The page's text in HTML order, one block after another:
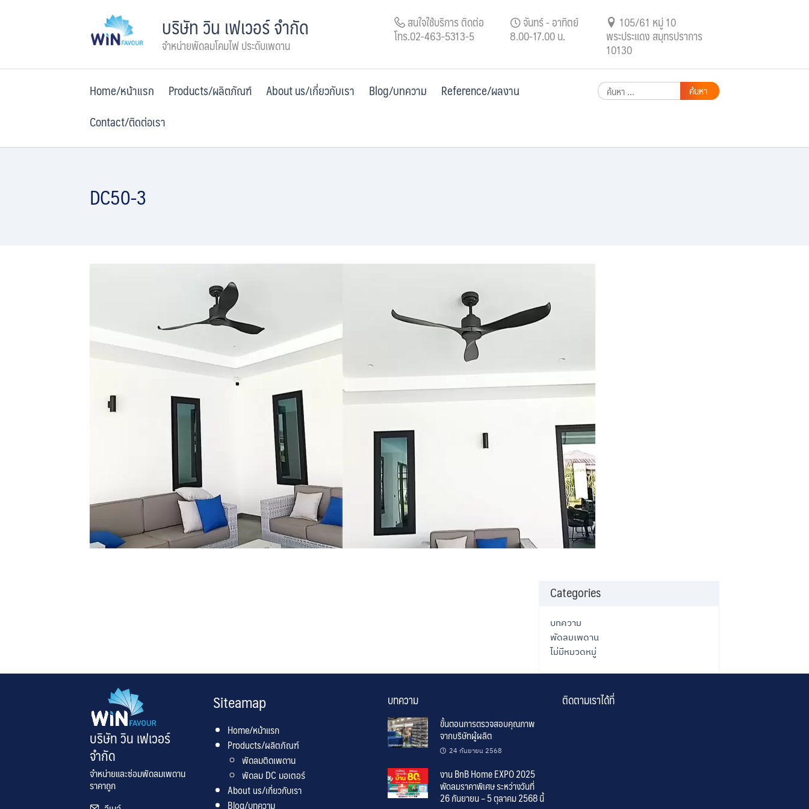
บริษัท วิน เฟเวอร์ จำกัด
จำหน่ายพัดลมโคมไฟ ประดับเพดาน
สนใจใช้บริการ ติดต่อ
โทร.02-463-5313-5
จันทร์ - อาทิตย์
8.00-17.00 น.
105/61 หมู่ 10
พระประแดง สมุทรปราการ
10130
Home/หน้าแรก Products/ผลิตภัณฑ์ About us/เกี่ยวกับเรา Blog/บทความ
Reference/ผลงาน
Contact/ติดต่อเรา
ค้นหา
สำหรับ:
DC50-3
Categories
บทความ
พัดลมเพดาน
ไม่มีหมวดหมู่
บริษัท วิน เฟเวอร์
จำกัด
จำหน่ายและซ่อมพัดลมเพดาน
ราคาถูก
Siteamap
Home/หน้าแรก
Products/ผลิตภัณฑ์
พัดลมติดเพดาน
พัดลม DC มอเตอร์
About us/เกี่ยวกับเรา
Blog/บทความ
บทความ
ขั้นตอนการตรวจสอบคุณภาพ
จากบริษัทผู้ผลิต
24 กันยายน 2568
งาน BnB Home EXPO 2025
พัดลมราคาพิเศษ ระหว่างวันที่
26 กันยายน – 5 ตุลาคม 2568 นี้
ติดตามเราได้ที่